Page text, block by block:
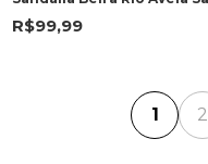
R$99,99
1 2